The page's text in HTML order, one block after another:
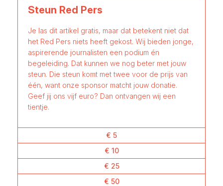
Steun Red Pers
Je las dit artikel gratis, maar dat betekent niet dat
het Red Pers niets heeft gekost. Wij bieden jonge,
aspirerende journalisten een podium én
begeleiding. Dat kunnen we nog beter met jouw
steun. Die steun komt met twee voor de prijs van
één, want onze sponsor matcht jouw donatie.
Geef jij ons vijf euro? Dan ontvangen wij een
tientje.
€ 5
€ 10
€ 25
€ 50